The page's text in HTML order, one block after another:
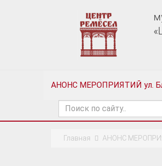
АНОНС МЕРОПРИЯТИЙ ул.
Поиск
по
Главная
АНОНС